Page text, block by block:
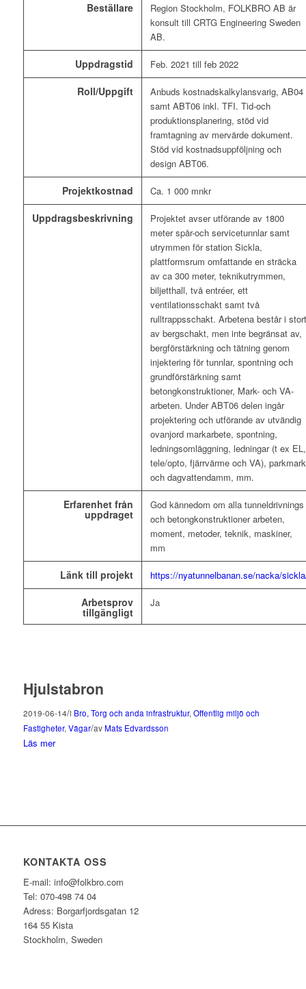
Beställare
Region Stockholm, FOLKBRO AB är
konsult till CRTG Engineering Sweden
AB.
Uppdragstid Feb. 2021 till feb 2022
Roll/Uppgift
Anbuds kostnadskalkylansvarig, AB04
samt ABT06 inkl. TFI. Tid-och
produktionsplanering, stöd vid
framtagning av mervärde dokument.
Stöd vid kostnadsuppföljning och
design ABT06.
Projektkostnad Ca. 1 000 mnkr
Uppdragsbeskrivning
Projektet avser utförande av 1800
meter spår-och servicetunnlar samt
utrymmen för station Sickla,
plattformsrum omfattande en sträcka
av ca 300 meter, teknikutrymmen,
biljetthall, två entréer, ett
ventilationsschakt samt två
rulltrappsschakt. Arbetena består i stort
av bergschakt, men inte begränsat av,
bergförstärkning och tätning genom
injektering för tunnlar, spontning och
grundförstärkning samt
betongkonstruktioner, Mark- och VA-
arbeten. Under ABT06 delen ingår
projektering och utförande av utvändig
ovanjord markarbete, spontning,
ledningsomläggning, ledningar (t ex EL,
tele/opto, fjärrvärme och VA), parkmark
och dagvattendamm, mm.
Erfarenhet från
uppdraget
God kännedom om alla tunneldrivnings
och betongkonstruktioner arbeten,
moment, metoder, teknik, maskiner,
mm
Länk till projekt https://nyatunnelbanan.se/nacka/
Arbetsprov
tillgängligt
Ja
Hjulstabron
2019-06-14/i Bro, Torg och anda infrastruktur, Offentlig miljö och
Fastigheter, Vägar/avMats Edvardsson
Läs mer
KONTAKTA OSS
E-mail: info@folkbro.com
Tel: 070-498 74 04
Adress: Borgarfjordsgatan 12
164 55 Kista
Stockholm, Sweden